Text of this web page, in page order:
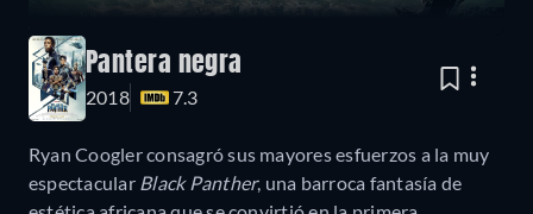
Pantera negra
2018 7.3
Ryan Coogler consagró sus mayores esfuerzos a la muy
espectacular Black Panther, una barroca fantasía de